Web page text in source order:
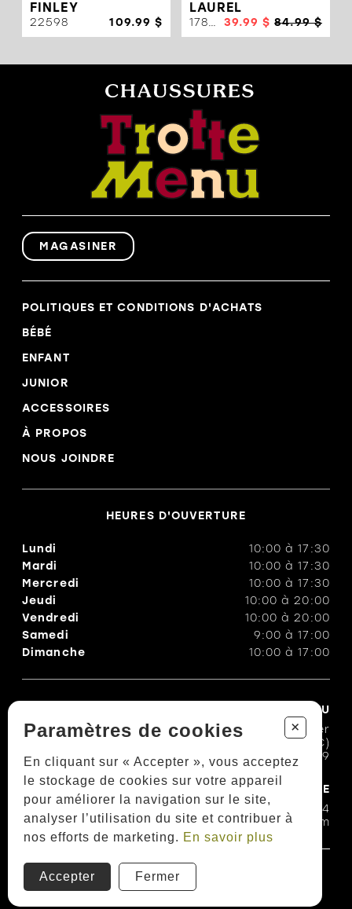
FINLEY
22598 109.99 $
LAUREL
17895 39.99 $ 84.99 $
MAGASINER
POLITIQUES ET CONDITIONS D'ACHATS
BÉBÉ
ENFANT
JUNIOR
ACCESSOIRES
À PROPOS
NOUS JOINDRE
HEURES D'OUVERTURE
Lundi 10:00 à17:30
Mardi
10:00 à17:30
Mercredi
10:00 à17:30
Jeudi
10:00 à20:00
Vendredi
10:00 à20:00
Samedi
9:00 à17:00
Dimanche
10:00 à17:00
CHAUSSURES TROTTE-MENU
1100, rue Bouvier
Québec (QC)
G2K 1L9
COURRIEL & TÉLÉPHONE
418 623-7474
trotte-menubouvier@hotmail.com
Politiques et conditions d'achats
TOUS DROITS RÉSERVÉS © COPYRIGHT 2026
Paramètres de cookies +
En cliquant sur « Accepter », vous acceptez
le stockage de cookies sur votre appareil
pour améliorer la navigation sur le site,
analyser l’utilisation du site et contribuer à
nos efforts de marketing. En savoir plus
Accepter Fermer